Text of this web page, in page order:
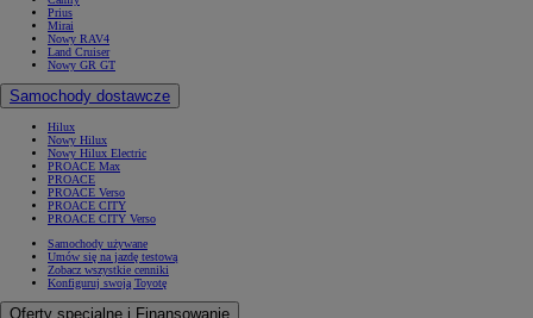
Prius
Mirai
Nowy RAV4
Land Cruiser
Nowy GR GT
Samochody dostawcze
Hilux
Nowy Hilux
Nowy Hilux Electric
PROACE Max
PROACE
PROACE Verso
PROACE CITY
PROACE CITY Verso
Samochody używane
Umów się na jazdę testową
Zobacz wszystkie cenniki
Konfiguruj swoją Toyotę
Oferty specjalne i Finansowanie